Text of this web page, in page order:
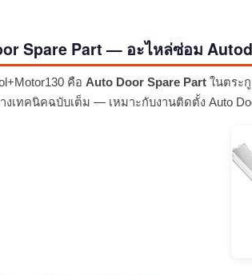
Spare Part — อะไหล่ซ่อม
คือ Auto Door Spare Part ในตระ
งเทคนิคฉบับเต็ม — เหมาะกับงานติดตั้ง Auto